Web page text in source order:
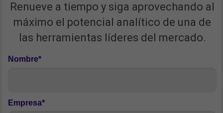
Renueve a tiempo y siga aprovechando al
máximo el potencial analítico de una de
las herramientas líderes del mercado.
Nombre*
Empresa*